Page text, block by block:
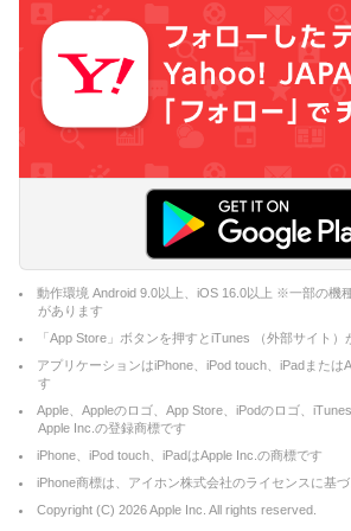
動作環境 Android 9.0以上、iOS 16.0以上 ※一部の機
があります
「App Store」ボタンを押すとiTunes （外部サイト）
アプリケーションはiPhone、iPod touch、iPadまたは
す
Apple、Appleのロゴ、App Store、iPodのロゴ、
Apple Inc.の登録商標です
iPhone、iPod touch、iPadはApple Inc.の商標です
iPhone商標は、アイホン株式会社のライセンスに基
Copyright (C) 2026Apple Inc. All rights reserved.